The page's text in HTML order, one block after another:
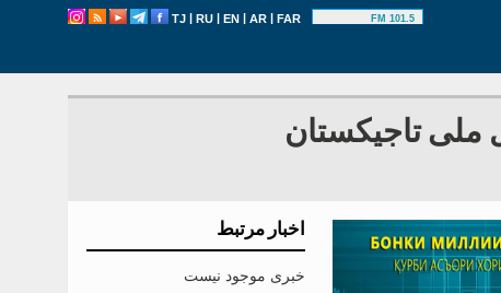
TJ | RU | EN | AR | FAR 101.5 FM
ملی تاجیکستان
اخبار مرتبط
خبری موجود نیست